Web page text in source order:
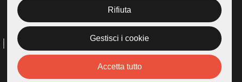
Privacy Policy
Rifiuta
Gestisci i cookie
Accetta tutto